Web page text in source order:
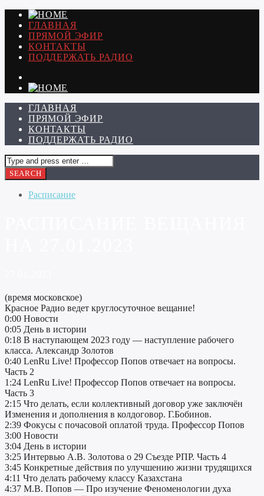
ГЛАВНАЯ
ПРЯМОЙ ЭФИР
КОНТАКТЫ
ПОДДЕРЖАТЬ РАДИО
ГЛАВНАЯ
ПРЯМОЙ ЭФИР
КОНТАКТЫ
ПОДДЕРЖАТЬ РАДИО
Расписание
(время московское)
Красное Радио ведет круглосуточное вещание!
0:00 Новости
0:05 День в истории
0:18 В наступающем 2023 году — наступление рабочего
класса. Александр Золотов
0:40 LenRu Live! Профессор Попов отвечает на вопросы.
Часть 2
1:24 LenRu Live! Профессор Попов отвечает на вопросы.
Часть 3
2:15 Что делать, если коллективный договор уже заключён
Изменения и дополнения в колдоговор. Г.Бобинов.
2:39 Фокусы с почасовой оплатой труда. Профессор Попов
3:00 Новости
3:04 День в истории
3:25 Интервью А.В. Золотова о 29 Съезде РПР. Часть 4
3:45 Конкретные действия по улучшению жизни трудящихся
4:11 Что делать рабочему классу Казахстана
4:37 М.В. Попов — Про изучение Феноменологии духа